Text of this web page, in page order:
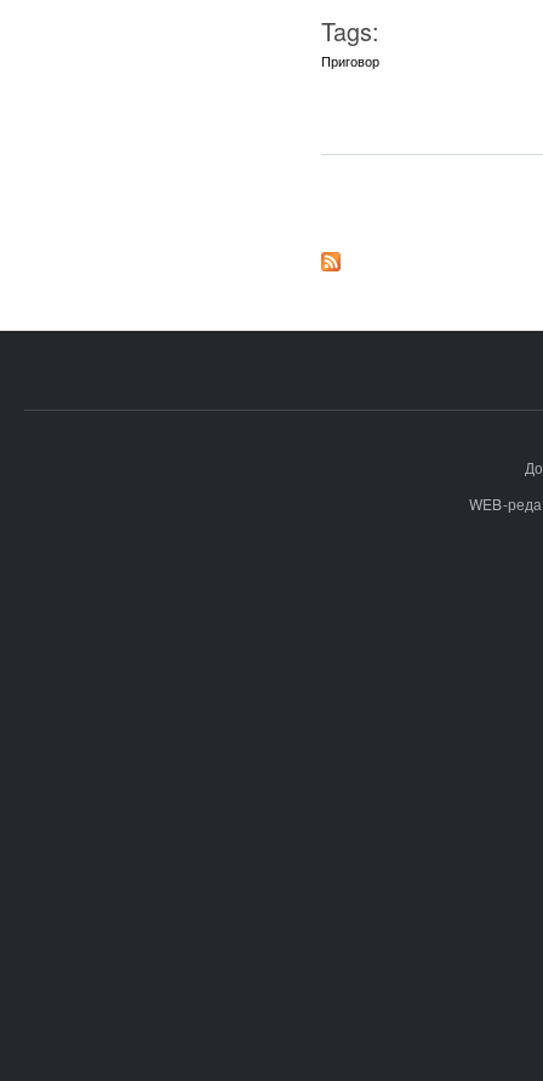
Tags:
Приговор
WEB-